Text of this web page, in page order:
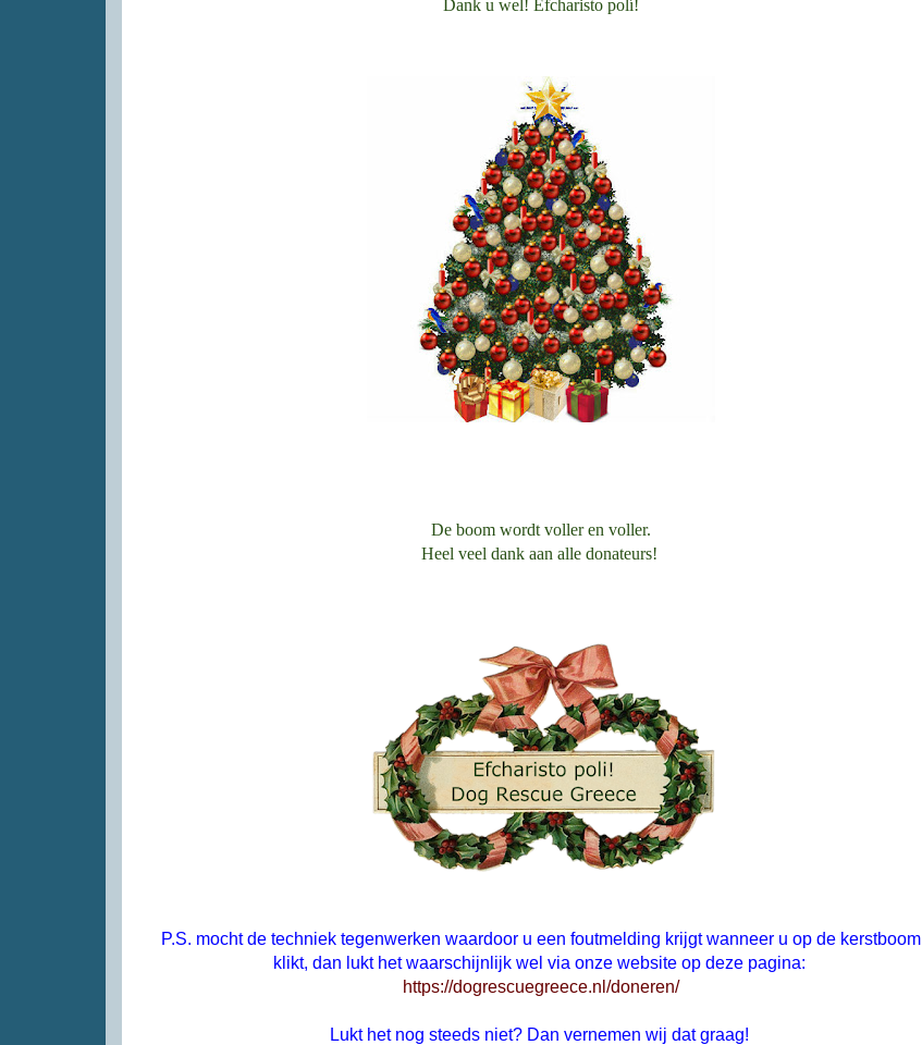
Dank u wel! Efcharisto polí!
De boom wordt voller en voller.
Heel veel dank aan alle donateurs!
P.S. mocht de techniek tegenwerken waardoor u een foutmelding krijgt wanneer u op de kerstboom
klikt, dan lukt het waarschijnlijk wel via onze website op deze pagina:
https://dogrescuegreece.nl/doneren/
Lukt het nog steeds niet? Dan vernemen wij dat graag!